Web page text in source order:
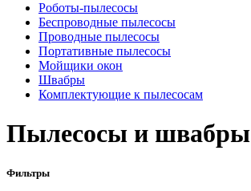
Роботы-пылесосы
Беспроводные пылесосы
Проводные пылесосы
Портативные пылесосы
Мойщики окон
Швабры
Комплектующие к пылесосам
Пылесосы и швабры
Фильтры